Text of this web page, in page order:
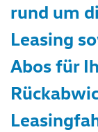
rund um
Leasing
Abos für